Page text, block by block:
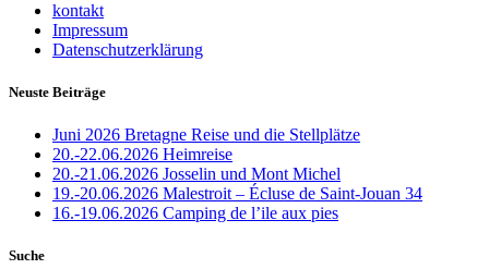
kontakt
Impressum
Datenschutzerklärung
Neuste Beiträge
Juni 2026 Bretagne Reise und die Stellplätze
20.-22.06.2026 Heimreise
20.-21.06.2026 Josselin und Mont Michel
19.-20.06.2026 Malestroit – Écluse de Saint-Jouan 34
16.-19.06.2026 Camping de l’ile aux pies
Suche